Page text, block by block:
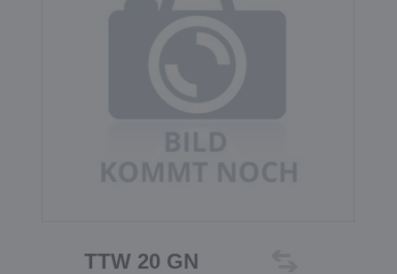
TTW 20 GN